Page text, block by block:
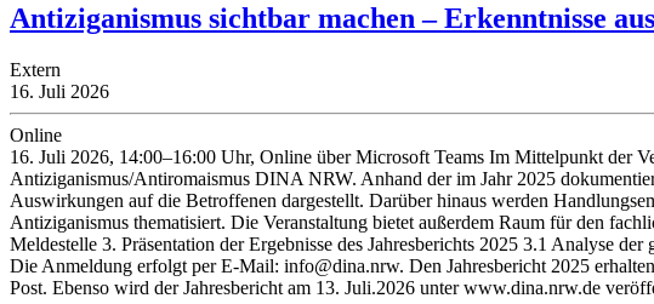
Antiziganismus sichtbar machen – Erkenntnisse
Extern
16. Juli 2026
Online
16. Juli 2026, 14:00–16:00 Uhr, Online über Microsoft Teams Im Mittelpunkt der
Antiziganismus/Antiromaismus DINA NRW. Anhand der im Jahr 2025
Auswirkungen auf die Betroffenen dargestellt. Darüber hinaus werden
Antiziganismus thematisiert. Die Veranstaltung bietet außerdem Raum für den
Meldestelle 3. Präsentation der Ergebnisse des Jahresberichts 2025 3.1 Analyse
Die Anmeldung erfolgt per E-Mail: info@dina.nrw. Den Jahresbericht 2025
Post. Ebenso wird der Jahresbericht am 13. Juli.2026 unter www.dina.nrw.de